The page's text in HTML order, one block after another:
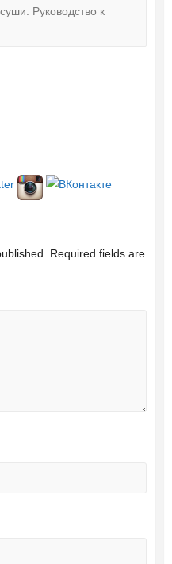
Руководство к
Required fields are